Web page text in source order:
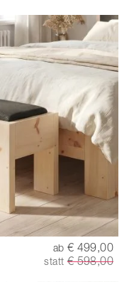
ab € 499,00
statt€ 598,00